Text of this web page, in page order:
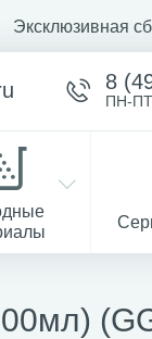
Эксклюзивная
8
ПН-ПТ